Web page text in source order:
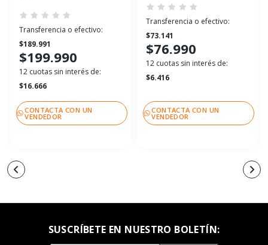
Transferencia o efectivo:
$189.991
$199.990
12 cuotas sin interés de:
$16.666
CONTACTA CON UN
VENDEDOR
Transferencia o efectivo:
$73.141
$76.990
12 cuotas sin interés de:
$6.416
CONTACTA CON UN
VENDEDOR
SUSCRÍBETE EN NUESTRO BOLETÍN: